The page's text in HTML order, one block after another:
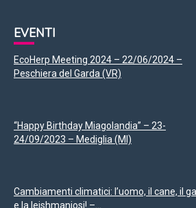
EVENTI
EcoHerp Meeting 2024 – 22/06/2024 –
Peschiera del Garda (VR)
“Happy Birthday Miagolandia” – 23-
24/09/2023 – Mediglia (MI)
Cambiamenti climatici: l’uomo, il cane, il
e la leishmaniosi! –...